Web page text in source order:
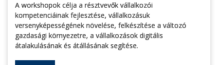
A workshopok célja a résztvevők vállalkozói
kompetenciáinak fejlesztése, vállalkozásuk
versenyképességének növelése, felkészítése a változó
gazdasági környezetre, a vállalkozások digitális
átalakulásának és átállásának segítése.